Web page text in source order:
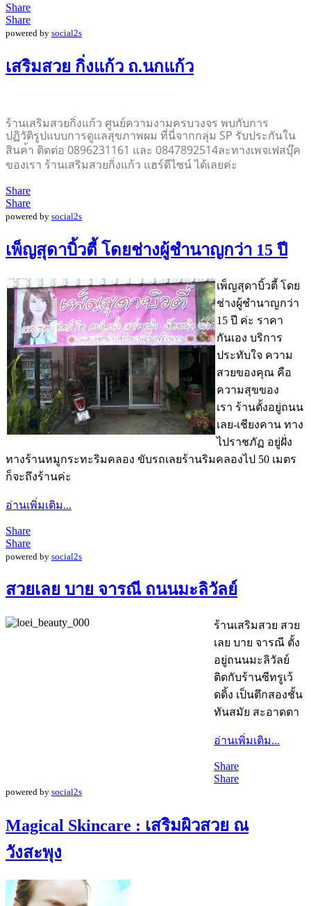
Share
Share
powered by social2s
เสริมสวย กิ่งแก้ว ถ.นกแก้ว
ร้านเสริมสวยกิ่งแก้ว ศูนย์ความงามครบวงจร พบกับการ
ปฏิวัติรูปแบบการดูแลสุขภาพผม ที่นี่จากกลุ่ม SP รับประกันใน
สินค้า ติดต่อ 0896231161 และ 0847892514ละทางเพจเฟสบุ๊ค
ของเรา ร้านเสริมสวยกิ่งแก้ว แฮร์ดีไซน์ ได้เลยค่ะ
Share
Share
powered by social2s
เพ็ญสุดาบิ้วตี้ โดยช่างผู้ชำนาญกว่า 15 ปี
เพ็ญสุดาบิ้วตี้ โดย
ช่างผู้ชำนาญกว่า
15 ปี ค่ะ ราคา
กันเอง บริการ
ประทับใจ ความ
สวยของคุณ คือ
ความสุขของ
เรา ร้านตั้งอยู่ถนน
เลย-เชียงคาน ทาง
ไปราชภัฏ อยู่ฝั่ง
ทางร้านหมูกระทะริมคลอง ขับรถเลยร้านริมคลองไป 50 เมตร
ก็จะถึงร้านค่ะ
อ่านเพิ่มเติม...
Share
Share
powered by social2s
สวยเลย บาย จารณี ถนนมะลิวัลย์
ร้านเสริมสวย สวย
เลย บาย จารณี ตั้ง
อยู่ถนนมะลิวัลย์
ติดกับร้านซีทรูเว้
ดดิ้ง เป็นตึกสองชั้น
ทันสมัย สะอาดตา
อ่านเพิ่มเติม...
Share
Share
powered by social2s
Magical Skincare : เสริมผิวสวย ณ
วังสะพุง